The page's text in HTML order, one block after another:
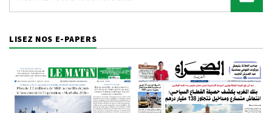
LISEZ NOS E-PAPERS